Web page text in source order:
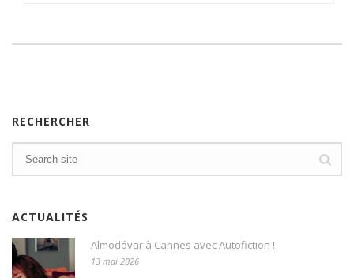
RECHERCHER
ACTUALITÉS
Almodóvar à Cannes avec Autofiction !
13 mai 2026